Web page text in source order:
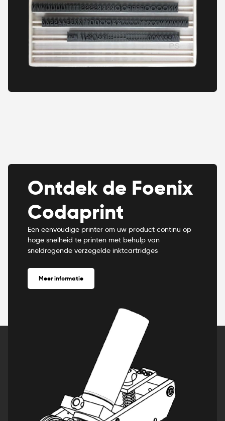
Ontdek de Foenix
Codaprint
Een eenvoudige printer om uw product continu op
hoge snelheid te printen met behulp van
sneldrogende verzegelde inktcartridges
Meer informatie